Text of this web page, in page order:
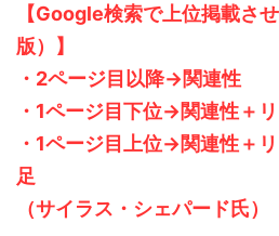
【Google検索で上位掲載さ
版）】
・2ページ目以降→関連性
・1ページ目下位→関連性＋
・1ページ目上位→関連性＋
足
（サイラス・シェパード氏）